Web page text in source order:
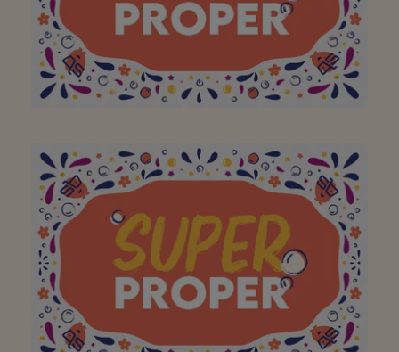
pied ! Merci!
À mon supermarché de
quartier préféré pour un
engagement quotidien
pour un (super)quartier
propre ! Merci!